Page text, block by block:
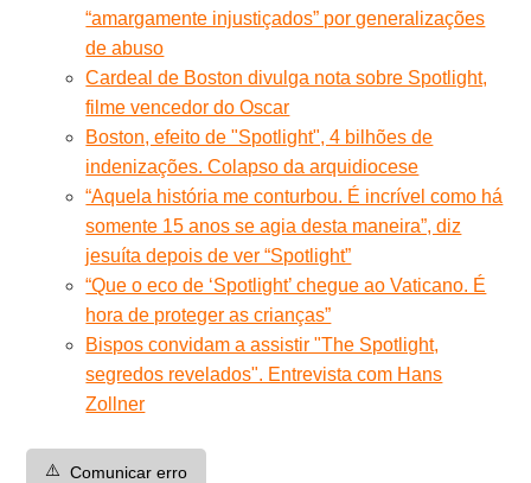
“amargamente injustiçados” por generalizações
de abuso
Cardeal de Boston divulga nota sobre Spotlight,
filme vencedor do Oscar
Boston, efeito de "Spotlight", 4 bilhões de
indenizações. Colapso da arquidiocese
“Aquela história me conturbou. É incrível como há
somente 15 anos se agia desta maneira”, diz
jesuíta depois de ver “Spotlight”
“Que o eco de ‘Spotlight’ chegue ao Vaticano. É
hora de proteger as crianças”
Bispos convidam a assistir "The Spotlight,
segredos revelados". Entrevista com Hans
Zollner
⚠️ Comunicar erro